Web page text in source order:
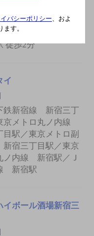
新宿三丁目駅 徒
下鉄副都心線 新宿
徒歩2分
イ
鉄新宿線 新宿三丁
京メトロ丸ノ内線
目駅／東京メトロ副
宿三丁目駅／東京
ノ内線 新宿駅／Ｊ
新宿駅
イボール酒場新宿三
バシーポリシー、およ
す。